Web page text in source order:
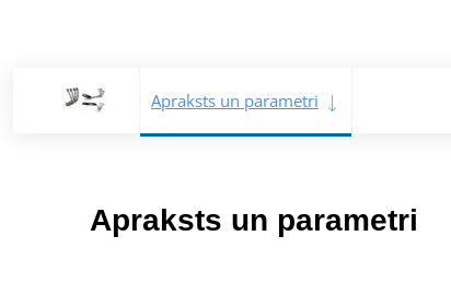
Apraksts un parametri
Apraksts un parametri